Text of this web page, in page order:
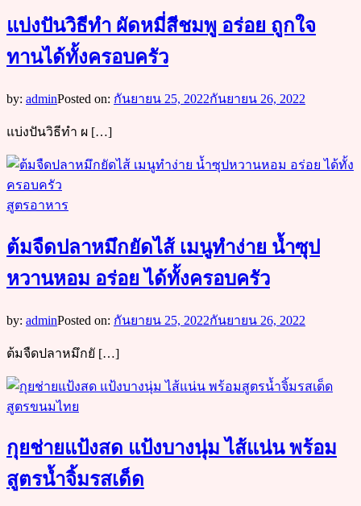
แบ่งปันวิธีทำ ผัดหมี่สีชมพู อร่อย ถูกใจ
ทานได้ทั้งครอบครัว
by: adminPosted on: กันยายน 25, 2022กันยายน 26, 2022
แบ่งปันวิธีทำ ผ […]
สูตรอาหาร
ต้มจืดปลาหมึกยัดไส้ เมนูทำง่าย น้ำซุป
หวานหอม อร่อย ได้ทั้งครอบครัว
by: adminPosted on: กันยายน 25, 2022กันยายน 26, 2022
ต้มจืดปลาหมึกยั […]
สูตรขนมไทย
กุยช่ายแป้งสด แป้งบางนุ่ม ไส้แน่น พร้อม
สูตรน้ำจิ้มรสเด็ด